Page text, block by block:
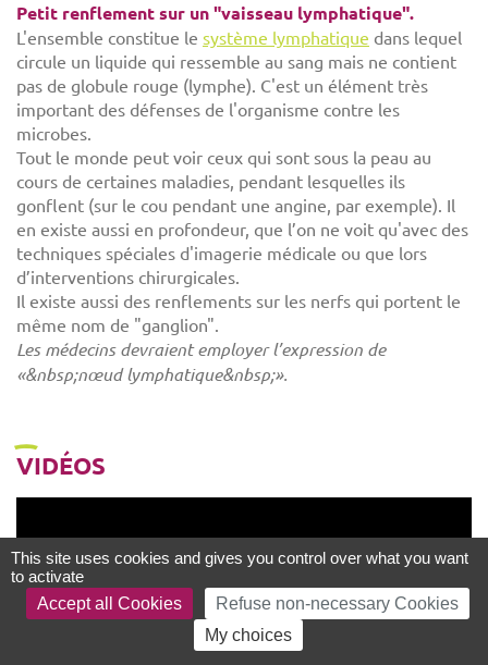
Petit renflement sur un "vaisseau lymphatique".
L'ensemble constitue le système lymphatique dans lequel
circule un liquide qui ressemble au sang mais ne contient
pas de globule rouge (lymphe). C'est un élément très
important des défenses de l'organisme contre les
microbes.
Tout le monde peut voir ceux qui sont sous la peau au
cours de certaines maladies, pendant lesquelles ils
gonflent (sur le cou pendant une angine, par exemple). Il
en existe aussi en profondeur, que l’on ne voit qu'avec des
techniques spéciales d'imagerie médicale ou que lors
d’interventions chirurgicales.
Il existe aussi des renflements sur les nerfs qui portent le
même nom de "ganglion".
Les médecins devraient employer l’expression de
«&nbsp;nœud lymphatique&nbsp;».
VIDÉOS
This site uses cookies and gives you control over what you want
to activate
Accept all Cookies
Refuse non-necessary Cookies
My choices